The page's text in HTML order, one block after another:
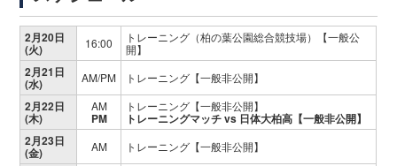
2月20日
(火) 16:00
トレーニング（柏の葉公園総合競技場）【一般公
開】
2月21日
(水) AM/PM トレーニング【一般非公開】
2月22日
(木)
AM
PM
トレーニング【一般非公開】
トレーニングマッチ vs 日体大柏高【一般非公開】
2月23日
(金) AM トレーニング【一般非公開】